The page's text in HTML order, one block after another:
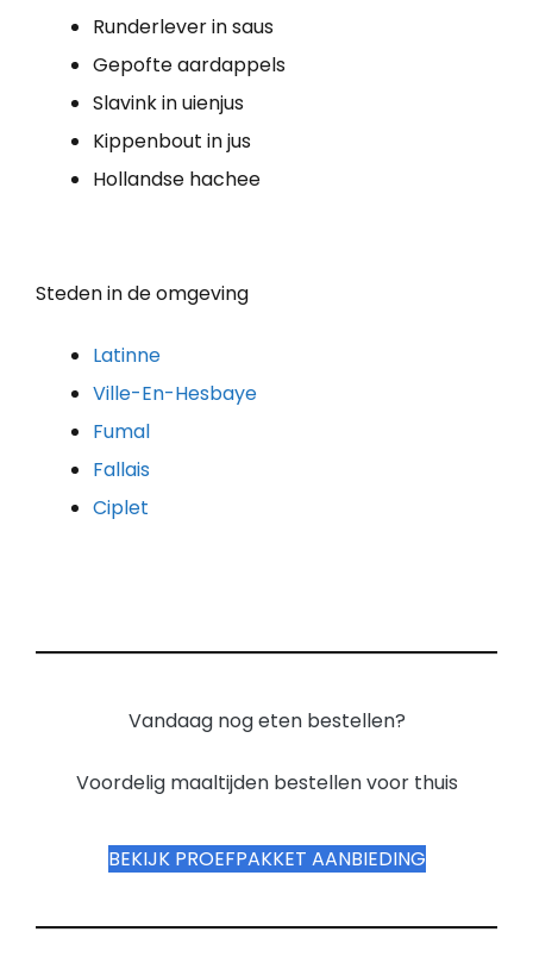
Runderlever in saus
Gepofte aardappels
Slavink in uienjus
Kippenbout in jus
Hollandse hachee
Steden in de omgeving
Latinne
Ville-En-Hesbaye
Fumal
Fallais
Ciplet
Vandaag nog eten bestellen?
Voordelig maaltijden bestellen voor thuis
BEKIJK PROEFPAKKET AANBIEDING